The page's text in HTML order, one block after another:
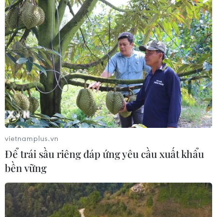
Bộ
07/08/2026 08:58
Từ Quảng Ninh đến Quảng Trị chủ
động ứng phó với áp thấp nhiệt đới
07/08/2026 08:21
Hạn hán nghiêm trọng đe dọa "huyết
mạch" kinh tế châu Âu
07/08/2026 07:58
17 giờ ngày 7/8, mở cửa tràn xả mặt
điều tiết hồ chứa thủy điện Lai Châu
07/08/2026 07:28
vietnamplus.vn
Để trái sầu riêng đáp ứng yêu cầu xuất khẩu
bền vững